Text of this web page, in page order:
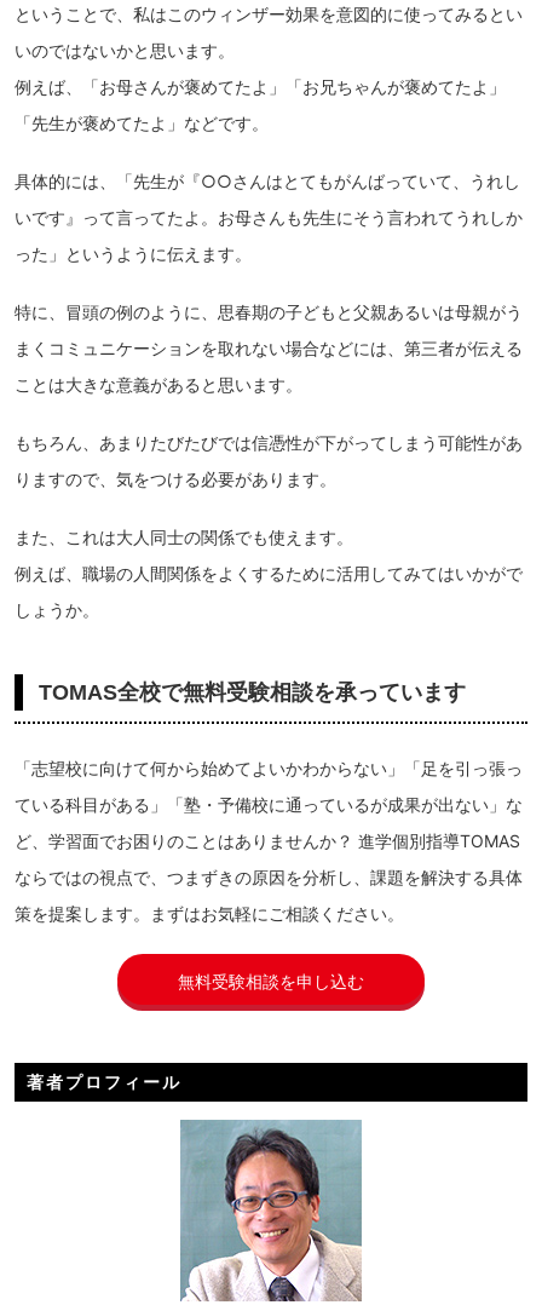
ということで、私はこのウィンザー効果を意図的に使ってみるとい
いのではないかと思います。
例えば、「お母さんが褒めてたよ」「お兄ちゃんが褒めてたよ」
「先生が褒めてたよ」などです。
具体的には、「先生が『○○さんはとてもがんばっていて、うれし
いです』って言ってたよ。お母さんも先生にそう言われてうれしか
った」というように伝えます。
特に、冒頭の例のように、思春期の子どもと父親あるいは母親がう
まくコミュニケーションを取れない場合などには、第三者が伝える
ことは大きな意義があると思います。
もちろん、あまりたびたびでは信憑性が下がってしまう可能性があ
りますので、気をつける必要があります。
また、これは大人同士の関係でも使えます。
例えば、職場の人間関係をよくするために活用してみてはいかがで
しょうか。
TOMAS全校で無料受験相談を承っています
「志望校に向けて何から始めてよいかわからない」「足を引っ張っ
ている科目がある」「塾・予備校に通っているが成果が出ない」な
ど、学習面でお困りのことはありませんか？ 進学個別指導TOMAS
ならではの視点で、つまずきの原因を分析し、課題を解決する具体
策を提案します。まずはお気軽にご相談ください。
無料受験相談を申し込む
著者プロフィール